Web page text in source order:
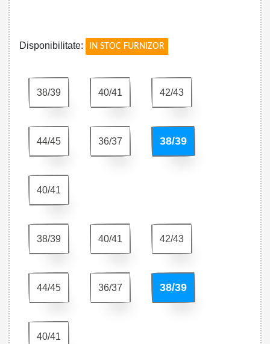
Disponibilitate: IN STOC FURNIZOR
38/39 40/41 42/43
44/45 36/37 38/39
40/41
38/39 40/41 42/43
44/45 36/37 38/39
40/41